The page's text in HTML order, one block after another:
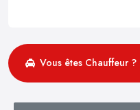
Vous êtes Chauffeur